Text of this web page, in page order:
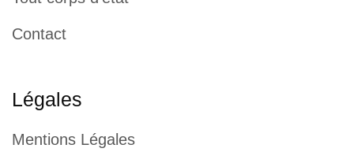
Contact
Légales
Mentions Légales